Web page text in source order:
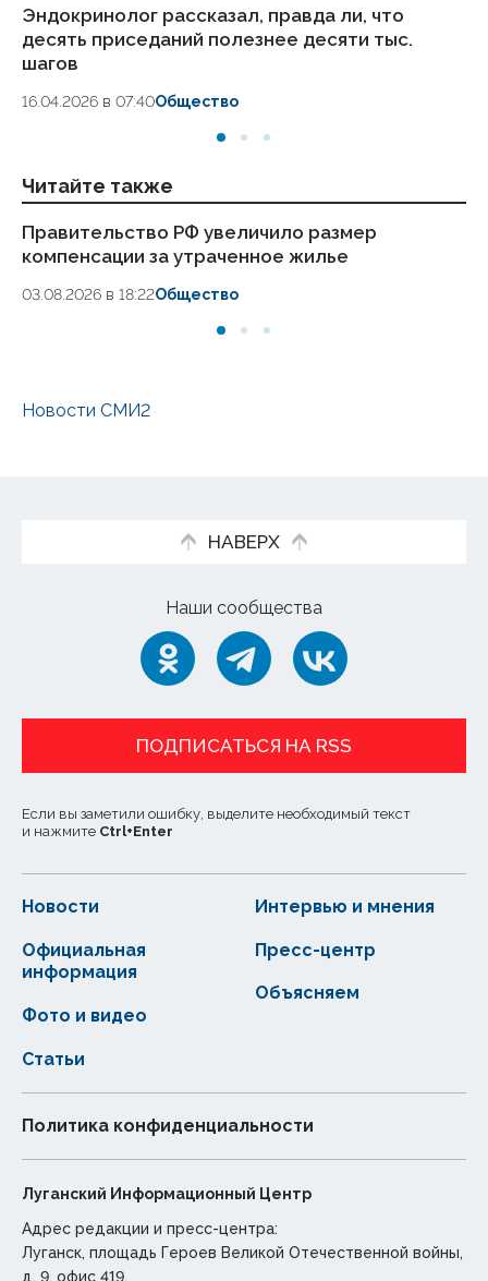
Эндокринолог рассказал, правда ли, что
десять приседаний полезнее десяти тыс.
шагов
16.04.2026 в 07:40Общество
Читайте также
Правительство РФ увеличило размер
компенсации за утраченное жилье
03.08.2026 в 18:22Общество
Новости СМИ2
НАВЕРХ
Наши сообщества
ПОДПИСАТЬСЯ НА RSS
Если вы заметили ошибку, выделите необходимый текст
и нажмите Ctrl+Enter
Новости
Статьи
Официальная
информация
Интервью и мнения
Фото и видео
Пресс-центр
Объясняем
Политика конфиденциальности
Луганский Информационный Центр
Адрес редакции и пресс-центра:
Луганск, площадь Героев Великой Отечественной войны,
д. 9, офис 419.